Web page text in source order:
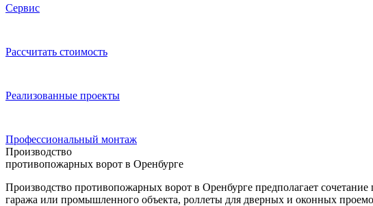
Сервис
Расcчитать стоимость
Реализованные проекты
Профессиональный монтаж
Производство
противопожарных ворот в Оренбурге
Производство противопожарных ворот в Оренбурге предполагает
гаража или промышленного объекта, роллеты для дверных и оконных